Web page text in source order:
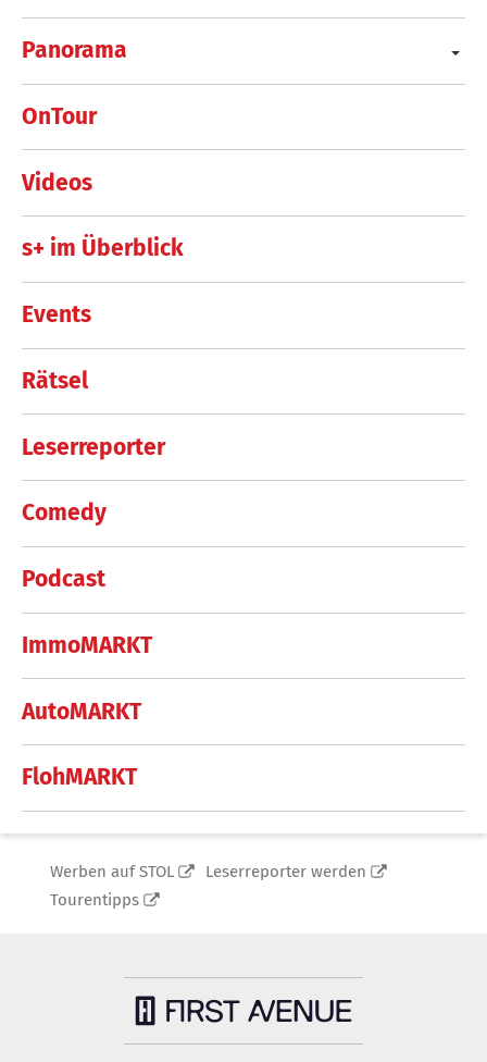
Panorama
OnTour
Videos
s+ im Überblick
Events
Rätsel
Leserreporter
Comedy
Podcast
ImmoMARKT
AutoMARKT
FlohMARKT
Werben auf STOL
Leserreporter werden
Tourentipps